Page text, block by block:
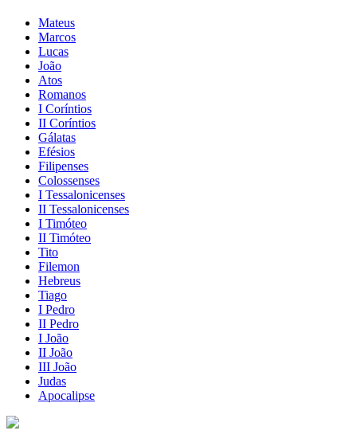
Mateus
Marcos
Lucas
João
Atos
Romanos
I Coríntios
II Coríntios
Gálatas
Efésios
Filipenses
Colossenses
I Tessalonicenses
II Tessalonicenses
I Timóteo
II Timóteo
Tito
Filemon
Hebreus
Tiago
I Pedro
II Pedro
I João
II João
III João
Judas
Apocalipse